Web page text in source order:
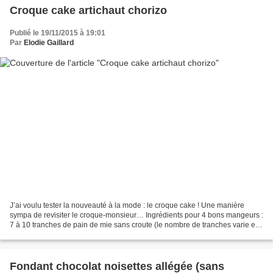
Croque cake artichaut chorizo
Publié le 19/11/2015 à 19:01
Par Elodie Gaillard
J’ai voulu tester la nouveauté à la mode : le croque cake ! Une manière
sympa de revisiter le croque-monsieur… Ingrédients pour 4 bons mangeurs :
7 à 10 tranches de pain de mie sans croute (le nombre de tranches varie en
Fondant chocolat noisettes allégée (sans